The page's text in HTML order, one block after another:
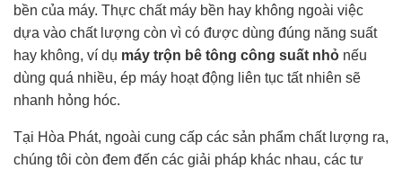
bền của máy. Thực chất máy bền hay không ngoài việc
dựa vào chất lượng còn vì có được dùng đúng năng suất
hay không, ví dụ máy trộn bê tông công suất nhỏ nếu
dùng quá nhiều, ép máy hoạt động liên tục tất nhiên sẽ
nhanh hỏng hóc.
Tại Hòa Phát, ngoài cung cấp các sản phẩm chất lượng ra,
chúng tôi còn đem đến các giải pháp khác nhau, các tư